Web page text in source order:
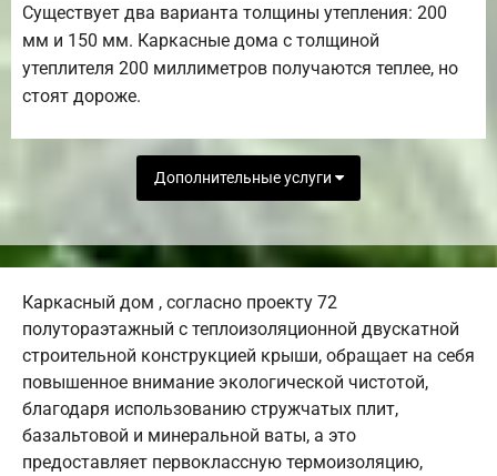
Существует два варианта толщины утепления: 200
мм и 150 мм. Каркасные дома с толщиной
утеплителя 200 миллиметров получаются теплее, но
стоят дороже.
Дополнительные услуги
Каркасный дом , согласно проекту 72
полутораэтажный с теплоизоляционной двускатной
строительной конструкцией крыши, обращает на себя
повышенное внимание экологической чистотой,
благодаря использованию стружчатых плит,
базальтовой и минеральной ваты, а это
предоставляет первоклассную термоизоляцию,